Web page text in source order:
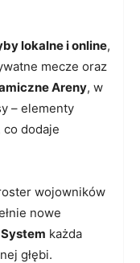
lokalne i online,
mecze oraz
Areny, w
– elementy
dodaje
wojowników
nowe
każda
głębi.